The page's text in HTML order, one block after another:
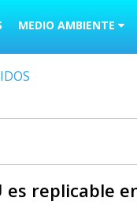
MEDIO AMBIENTE
es replicable